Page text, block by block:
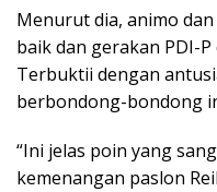
Menurut dia, animo
baik dan gerakan PDI-
Terbuktii dengan
berbondong-bondong
“Ini jelas poin yang
kemenangan paslon